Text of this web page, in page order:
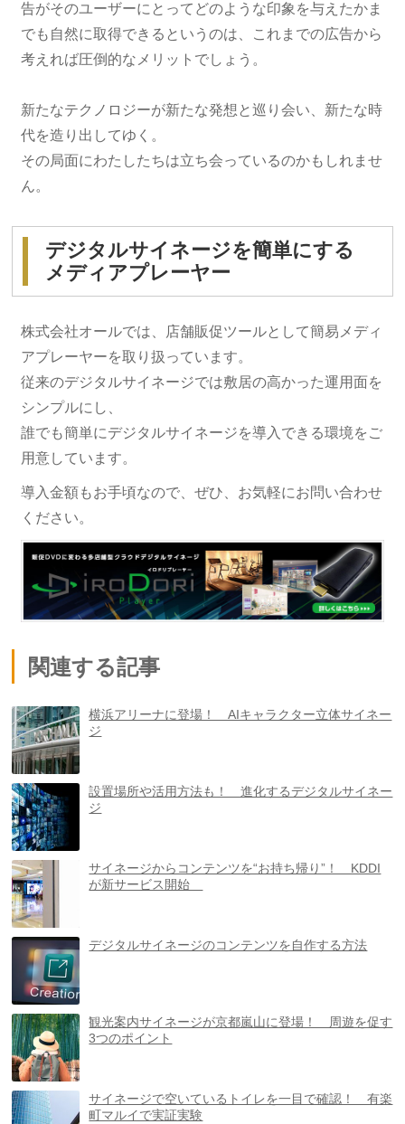
告がそのユーザーにとってどのような印象を与えたかま
でも自然に取得できるというのは、これまでの広告から
考えれば圧倒的なメリットでしょう。
新たなテクノロジーが新たな発想と巡り会い、新たな時
代を造り出してゆく。
その局面にわたしたちは立ち会っているのかもしれませ
ん。
デジタルサイネージを簡単にする
メディアプレーヤー
株式会社オールでは、店舗販促ツールとして簡易メディ
アプレーヤーを取り扱っています。
従来のデジタルサイネージでは敷居の高かった運用面を
シンプルにし、
誰でも簡単にデジタルサイネージを導入できる環境をご
用意しています。
導入金額もお手頃なので、ぜひ、お気軽にお問い合わせ
ください。
関連する記事
横浜アリーナに登場！ AIキャラクター立体サイネー
ジ
設置場所や活用方法も！ 進化するデジタルサイネー
ジ
サイネージからコンテンツを“お持ち帰り”！ KDDI
が新サービス開始
デジタルサイネージのコンテンツを自作する方法
観光案内サイネージが京都嵐山に登場！ 周遊を促す
3つのポイント
サイネージで空いているトイレを一目で確認！ 有楽
町マルイで実証実験